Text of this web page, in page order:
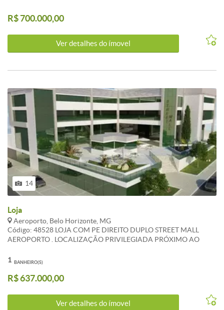
ATUALIZADO EM 01/11/2022 . CARACTERISTICAS:Porteiro físico
1 Elevador social - Hall Social Decorado - Portão Eletrônico
R$ 700.000,00
Ver detalhes do ímovel
14
Loja
Aeroporto, Belo Horizonte, MG
Código: 48528 LOJA COM PE DIREITO DUPLO STREET MALL
AEROPORTO . LOCALIZAÇÃO PRIVILEGIADA PRÓXIMO AO
EM GERAL , ACADEMIAS . SISTEMA DE ALARME E VIGIA
blindex - Interfone - Quarto Motorista - Sol da manhã - Esquadrias
Decorado - Portão Eletrônico
BANHEIRO(S)
1
R$ 637.000,00
Ver detalhes do ímovel